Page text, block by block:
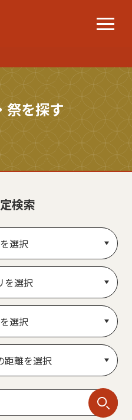
祭を探す
検索
選択
を選択
選択
距離を選択